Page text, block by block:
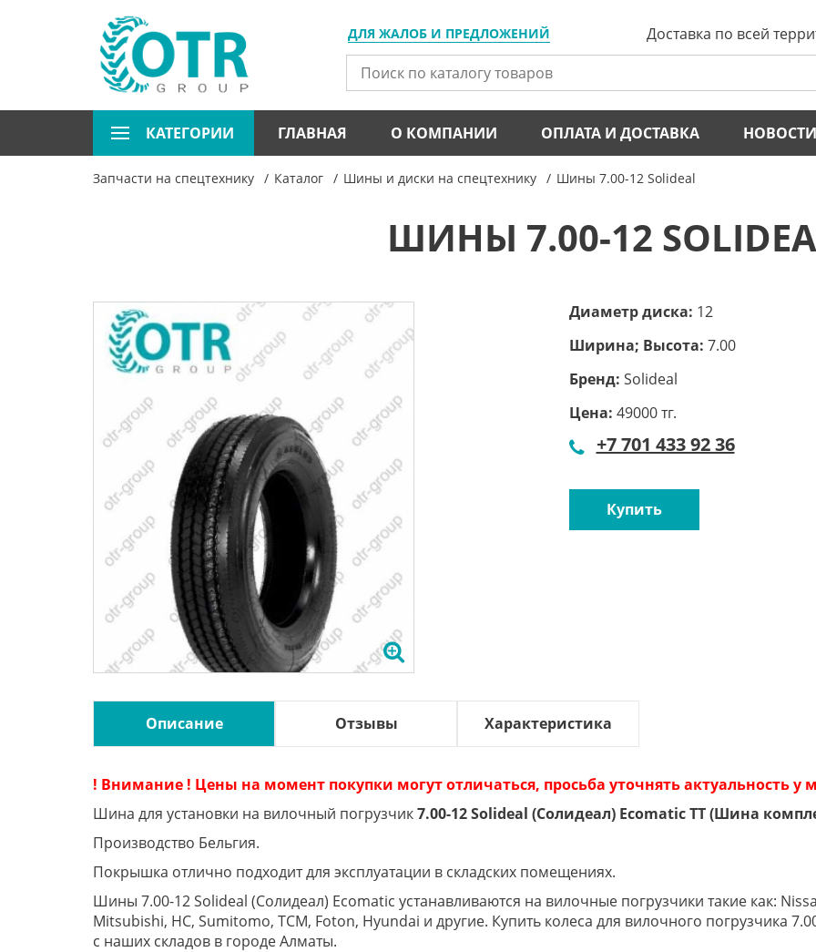
ДЛЯ ЖАЛОБ И ПРЕДЛОЖЕНИЙ Доставка по всей
КАТЕГОРИИ ГЛАВНАЯ О КОМПАНИИ ОПЛАТА И ДОСТАВКА НОВОСТИ
Запчасти на спецтехнику Каталог Шины и диски на спецтехнику Шины 7.00-12 Solideal
ШИНЫ 7.00-12
Диаметр диска: 12
Ширина; Высота: 7.00
Бренд: Solideal
Цена: 49000 тг.
+7 701 433 92 36
Купить
Описание Отзывы Характеристика
! Внимание ! Цены на момент покупки могут отличаться, просьба уточнять актуальность
Шина для установки на вилочный погрузчик7.00-12 Solideal (Солидеал) Ecomatic TT (Шина
Производство Бельгия.
Покрышка отлично подходит для эксплуатации в складских помещениях.
Шины 7.00-12 Solideal (Солидеал) Ecomatic устанавливаются на вилочные погрузчики такие как:
Mitsubishi, HC, Sumitomo, TCM, Foton, Hyundai и другие. Купить колеса для вилочного погрузчика
с наших складов в городе Алматы.